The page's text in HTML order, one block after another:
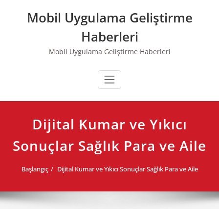
Mobil Uygulama Geliştirme
Haberleri
Mobil Uygulama Geliştirme Haberleri
Dijital Kumar ve Yıkıcı
Sonuçlar Sağlık Para ve Aile
Başlangıç Dijital Kumar ve Yıkıcı Sonuçlar Sağlık Para ve Aile